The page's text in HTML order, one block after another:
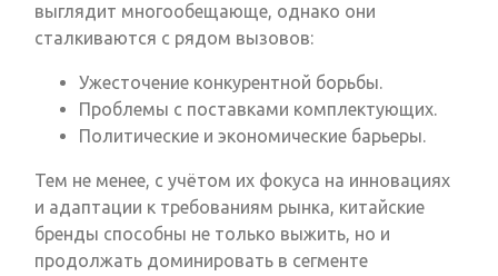
выглядит многообещающе, однако они
сталкиваются с рядом вызовов:
Ужесточение конкурентной борьбы.
Проблемы с поставками комплектующих.
Политические и экономические барьеры.
Тем не менее, с учётом их фокуса на инновациях
и адаптации к требованиям рынка, китайские
бренды способны не только выжить, но и
продолжать доминировать в сегменте